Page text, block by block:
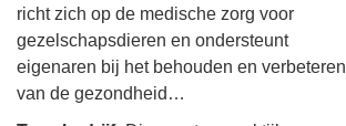
richt zich op de medische zorg voor
gezelschapsdieren en ondersteunt
eigenaren bij het behouden en verbeteren
van de gezondheid…